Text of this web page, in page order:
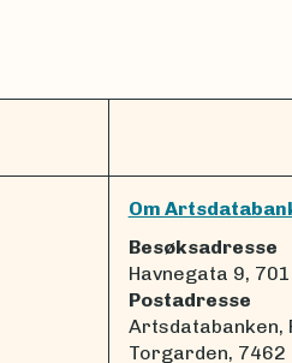
Om
Besøksadresse
Havnegata 9,
Postadresse
Artsdatabanken,
Torgarden, 7462